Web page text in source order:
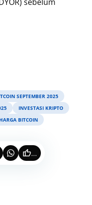
SEPTEMBER 2025
INVESTASI KRIPTO
BITCOIN
...